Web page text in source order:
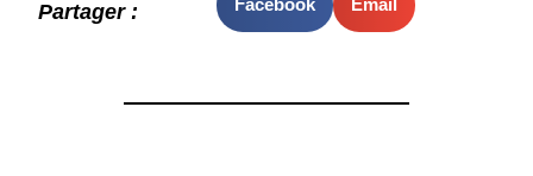
Partager : Facebook Email